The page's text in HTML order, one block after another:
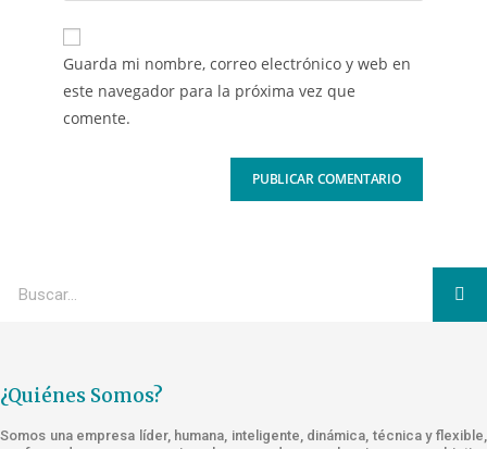
Guarda mi nombre, correo electrónico y web en
este navegador para la próxima vez que
comente.
¿Quiénes Somos?
Somos una empresa líder, humana, inteligente, dinámica, técnica y flexible,